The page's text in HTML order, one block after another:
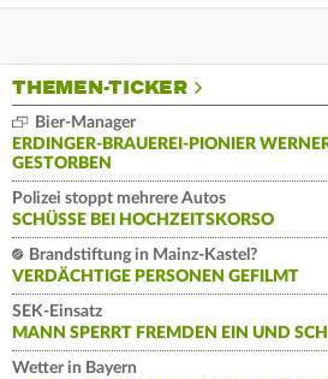
THEMEN-TICKER
Bier-Manager
ERDINGER-BRAUEREI-PIONIER
GESTORBEN
Polizei stoppt mehrere Autos
SCHÜSSE BEI HOCHZEITSKORSO
Brandstiftung in Mainz-Kastel?
VERDÄCHTIGE PERSONEN GEFILMT
SEK-Einsatz
MANN SPERRT FREMDEN EIN UND
Wetter in Bayern